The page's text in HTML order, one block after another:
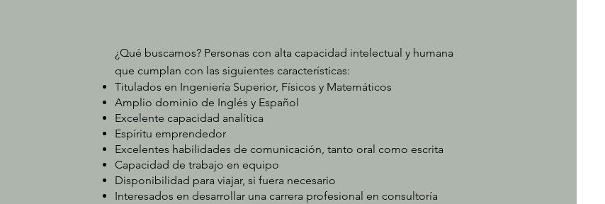
¿Qué buscamos? Personas con alta capacidad intelectual y humana
que cumplan con las siguientes características:
Titulados en Ingeniería Superior, Físicos y Matemáticos
Amplio dominio de Inglés y Español
Excelente capacidad analítica
Espíritu emprendedor
Excelentes habilidades de comunicación, tanto oral como escrita
Capacidad de trabajo en equipo
Disponibilidad para viajar, si fuera necesario
Interesados en desarrollar una carrera profesional en consultoría